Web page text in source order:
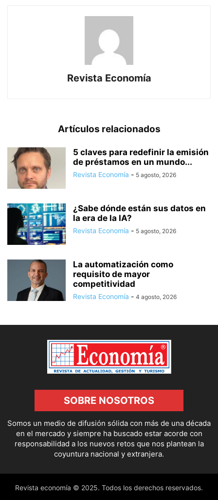
Revista Economía
Artículos relacionados
5 claves para redefinir la emisión
de préstamos en un mundo...
Revista Economía - 5 agosto, 2026
¿Sabe dónde están sus datos en
la era de la IA?
Revista Economía - 5 agosto, 2026
La automatización como
requisito de mayor
competitividad
Revista Economía - 4 agosto, 2026
SOBRE NOSOTROS
Somos un medio de difusión sólida con más de una década
en el mercado y siempre ha buscado estar acorde con
responsabilidad a los nuevos retos que nos plantean la
coyuntura nacional y extranjera.
Revista economía © 2025. Todos los derechos reservados.